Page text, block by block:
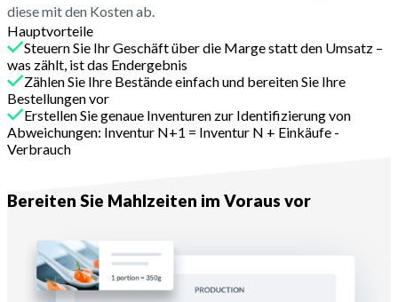
diese mit den Kosten ab.
Hauptvorteile
Steuern Sie Ihr Geschäft über die Marge statt den Umsatz –
was zählt, ist das Endergebnis
Zählen Sie Ihre Bestände einfach und bereiten Sie Ihre
Bestellungen vor
Erstellen Sie genaue Inventuren zur Identifizierung von
Abweichungen: Inventur N+1 = Inventur N + Einkäufe -
Verbrauch
Bereiten Sie Mahlzeiten im Voraus vor